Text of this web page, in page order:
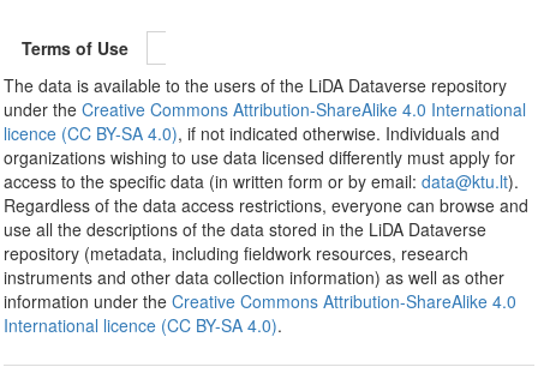
Terms of Use
The data is available to the users of the LiDA Dataverse repository
under the Creative Commons Attribution-ShareAlike 4.0 International
licence (CC BY-SA 4.0), if not indicated otherwise. Individuals and
organizations wishing to use data licensed differently must apply for
access to the specific data (in written form or by email: data@ktu.lt).
Regardless of the data access restrictions, everyone can browse and
use all the descriptions of the data stored in the LiDA Dataverse
repository (metadata, including fieldwork resources, research
instruments and other data collection information) as well as other
information under the Creative Commons Attribution-ShareAlike 4.0
International licence (CC BY-SA 4.0).